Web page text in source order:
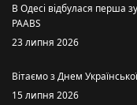
В Одесі відбулася перша
PAABS
23 липня 2026
Вітаємо з Днем
15 липня 2026